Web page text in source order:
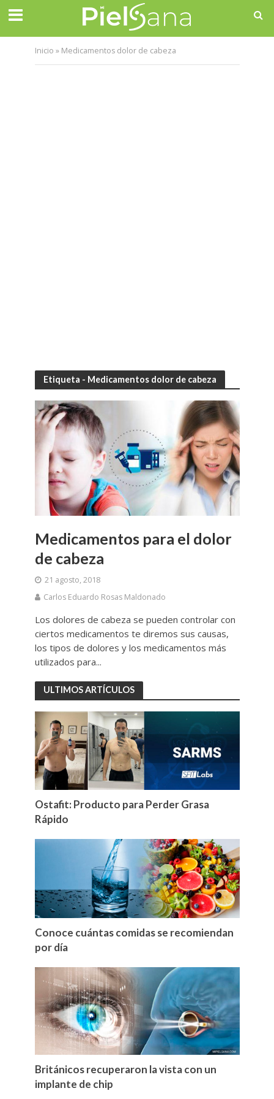
Inicio » Medicamentos dolor de cabeza
Etiqueta - Medicamentos dolor de cabeza
Medicamentos para el dolor
de cabeza
21 agosto, 2018
Carlos Eduardo Rosas Maldonado
Los dolores de cabeza se pueden controlar con
ciertos medicamentos te diremos sus causas,
los tipos de dolores y los medicamentos más
utilizados para...
ULTIMOS ARTÍCULOS
Ostafit: Producto para Perder Grasa
Rápido
Conoce cuántas comidas se recomiendan
por día
Británicos recuperaron la vista con un
implante de chip